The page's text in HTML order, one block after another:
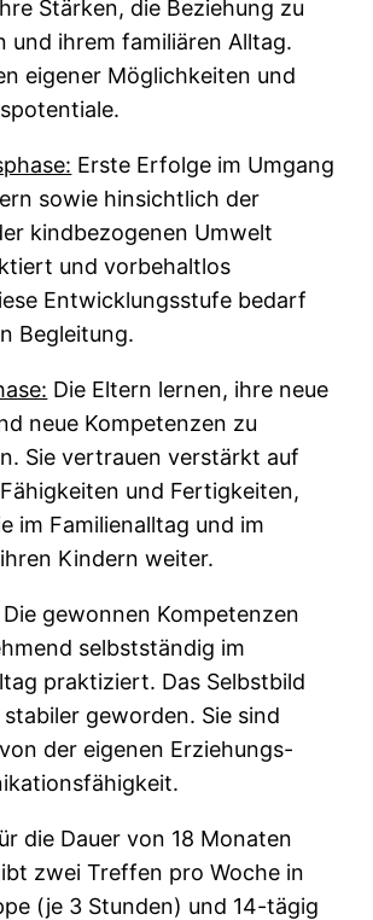
Stärken, die Beziehung zu
und ihrem familiären Alltag.
eigener Möglichkeiten und
Erste Erfolge im Umgang
sowie hinsichtlich der
kindbezogenen Umwelt
und vorbehaltlos
Entwicklungsstufe bedarf
Begleitung.
Die Eltern lernen, ihre neue
neue Kompetenzen zu
Sie vertrauen verstärkt auf
und Fertigkeiten,
im Familienalltag und im
Kindern weiter.
Die gewonnen Kompetenzen
selbstständig im
praktiziert. Das Selbstbild
geworden. Sie sind
der eigenen Erziehungs-
die Dauer von 18 Monaten
zwei Treffen pro Woche in
(je 3 Stunden) und 14-tägig